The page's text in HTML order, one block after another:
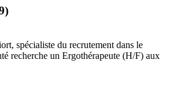
spécialiste du recrutement dans le
recherche un Ergothérapeute (H/F) aux